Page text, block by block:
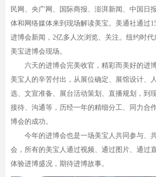
民网、央广网、国际商报、澎湃新闻、中国日
体和网络媒体来到现场解读美宝。美通社通过
进博会新闻，2亿多人次浏览、关注。纽约时
美宝进博会现场。
六天的进博会完美收官，精彩而美好的进
美宝人的辛苦付出，从展位确定、展馆设计、
选、文宣准备、展台活动策划、直播规划，到
接待、沟通等，历经一年的精细分工、同力合
博会的成功。
今年的进博会也是一场美宝人共同参与、
会，所有的美宝人通过视频、通过图片、通过
体验进博盛况，期待进博故事。